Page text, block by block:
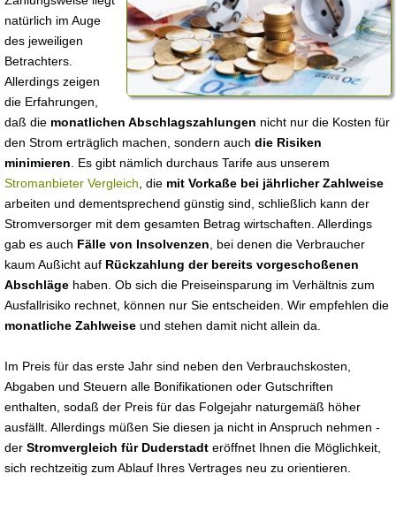
natürlich im Auge
des jeweiligen
Betrachters.
Allerdings zeigen
die Erfahrungen,
daß die monatlichen Abschlagszahlungen nicht nur die Kosten für
den Strom erträglich machen, sondern auch die Risiken
minimieren . Es gibt nämlich durchaus Tarife aus unserem
Stromanbieter Vergleich , die mit Vorkaße bei jährlicher Zahlweise
arbeiten und dementsprechend günstig sind, schließlich kann der
Stromversorger mit dem gesamten Betrag wirtschaften. Allerdings
gab es auch Fälle von Insolvenzen , bei denen die Verbraucher
kaum Außicht auf Rückzahlung der bereits vorgeschoßenen
Abschläge haben. Ob sich die Preiseinsparung im Verhältnis zum
Ausfallrisiko rechnet, können nur Sie entscheiden. Wir empfehlen die
monatliche Zahlweise und stehen damit nicht allein da.
Im Preis für das erste Jahr sind neben den Verbrauchskosten,
Abgaben und Steuern alle Bonifikationen oder Gutschriften
enthalten, sodaß der Preis für das Folgejahr naturgemäß höher
ausfällt. Allerdings müßen Sie diesen ja nicht in Anspruch nehmen -
der Stromvergleich für Duderstadt eröffnet Ihnen die Möglichkeit,
sich rechtzeitig zum Ablauf Ihres Vertrages neu zu orientieren.